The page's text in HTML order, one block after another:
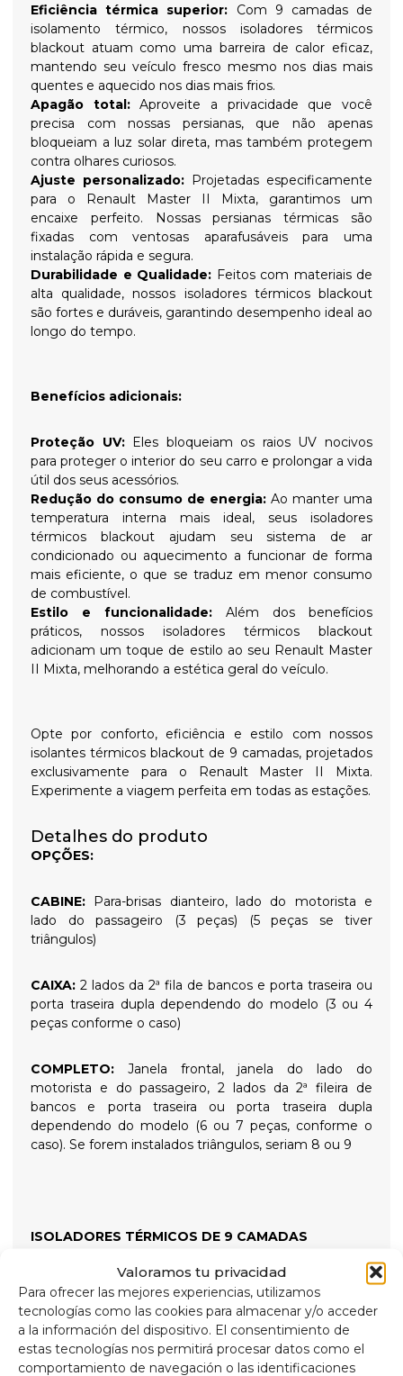
Valoramos tu privacidad
Para ofrecer las mejores experiencias, utilizamos
tecnologías como las cookies para almacenar y/o acceder
a la información del dispositivo. El consentimiento de
estas tecnologías nos permitirá procesar datos como el
comportamiento de navegación o las identificaciones
Eficiência térmica superior: Com 9 camadas de
isolamento térmico, nossos isoladores térmicos
blackout atuam como uma barreira de calor eficaz,
mantendo seu veículo fresco mesmo nos dias mais
quentes e aquecido nos dias mais frios.
Apagão total:Aproveite a privacidade que você
precisa com nossas persianas, que não apenas
bloqueiam a luz solar direta, mas também protegem
contra olhares curiosos.
Ajuste personalizado: Projetadas especificamente
para o Renault Master II Mixta, garantimos um
encaixe perfeito. Nossas persianas térmicas são
fixadas com ventosas aparafusáveis para uma
instalação rápida e segura.
Durabilidade e Qualidade: Feitos com materiais de
alta qualidade, nossos isoladores térmicos blackout
são fortes e duráveis, garantindo desempenho ideal ao
longo do tempo.
Benefícios adicionais:
Proteção UV:Eles bloqueiam os raios UV nocivos
para proteger o interior do seu carro e prolongar a vida
útil dos seus acessórios.
Redução do consumo de energia: Ao manter uma
temperatura interna mais ideal, seus isoladores
térmicos blackout ajudam seu sistema de ar
condicionado ou aquecimento a funcionar de forma
mais eficiente, o que se traduz em menor consumo
de combustível.
Estilo e funcionalidade: Além dos benefícios
práticos, nossos isoladores térmicos blackout
adicionam um toque de estilo ao seu Renault Master
II Mixta, melhorando a estética geral do veículo.
Opte por conforto, eficiência e estilo com nossos
isolantes térmicos blackout de 9 camadas, projetados
exclusivamente para o Renault Master II Mixta.
Experimente a viagem perfeita em todas as estações.
Detalhes do produto
OPÇÕES:
CABINE: Para-brisas dianteiro, lado do motorista e
lado do passageiro (3 peças) (5 peças se tiver
triângulos)
CAIXA: 2 lados da 2ª fila de bancos e porta traseira ou
porta traseira dupla dependendo do modelo (3 ou 4
peças conforme o caso)
COMPLETO:
Janela frontal, janela do lado do
motorista e do passageiro, 2 lados da 2ª fileira de
bancos e porta traseira ou porta traseira dupla
dependendo do modelo (6 ou 7 peças, conforme o
caso). Se forem instalados triângulos, seriam 8 ou 9
ISOLADORES TÉRMICOS DE 9 CAMADAS
Isolamento térmico de 9 camadas de alta qualidade e
persianas blackout projetadas para isolar temperaturas
altas e baixas para maior conforto interno e
proporcionar escuridão total para noites tranquilas,
fixadas com ventosas de rosca de alta sucção que são